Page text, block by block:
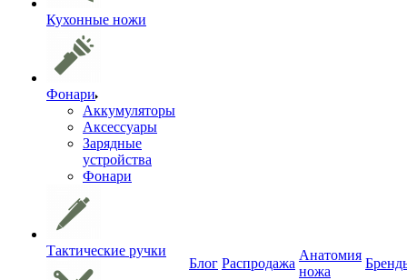
Кухонные ножи
Фонари
Аккумуляторы
Аксессуары
Зарядные
устройства
Фонари
Тактические ручки
Блог Распродажа
Анатомия
ножа